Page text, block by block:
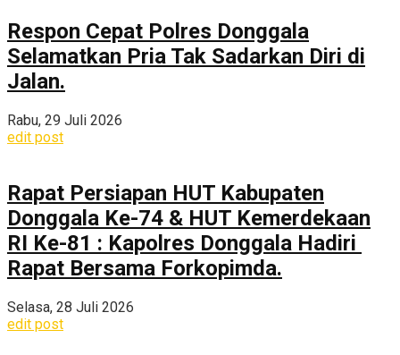
Respon Cepat Polres Donggala
Selamatkan Pria Tak Sadarkan Diri di
Jalan.
Rabu, 29 Juli 2026
edit post
Rapat Persiapan HUT Kabupaten
Donggala Ke-74 & HUT Kemerdekaan
RI Ke-81 : Kapolres Donggala Hadiri
Rapat Bersama Forkopimda.
Selasa, 28 Juli 2026
edit post